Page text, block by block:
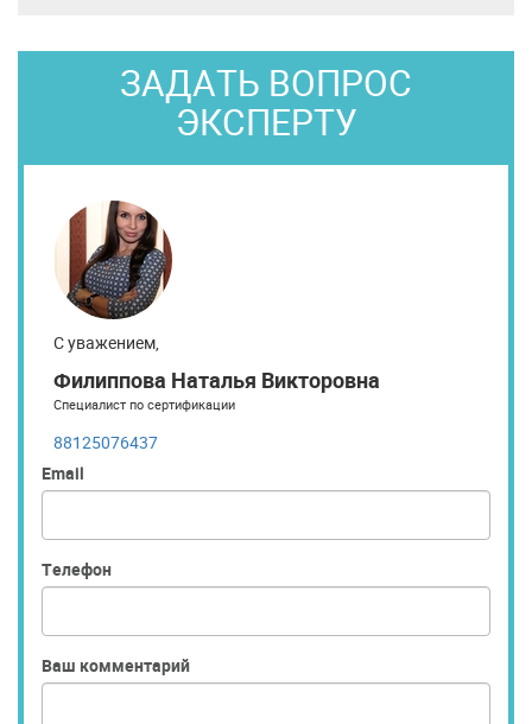
ЗАДАТЬ ВОПРОС
ЭКСПЕРТУ
С уважением,
Филиппова Наталья Викторовна
Специалист по сертификации
88125076437
Email
Телефон
Ваш комментарий